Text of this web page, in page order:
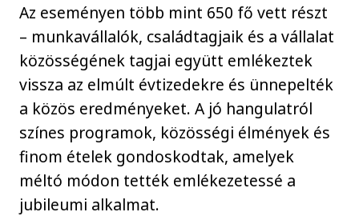
Az eseményen több mint 650 fő vett részt
– munkavállalók, családtagjaik és a vállalat
közösségének tagjai együtt emlékeztek
vissza az elmúlt évtizedekre és ünnepelték
a közös eredményeket. A jó hangulatról
színes programok, közösségi élmények és
finom ételek gondoskodtak, amelyek
méltó módon tették emlékezetessé a
jubileumi alkalmat.